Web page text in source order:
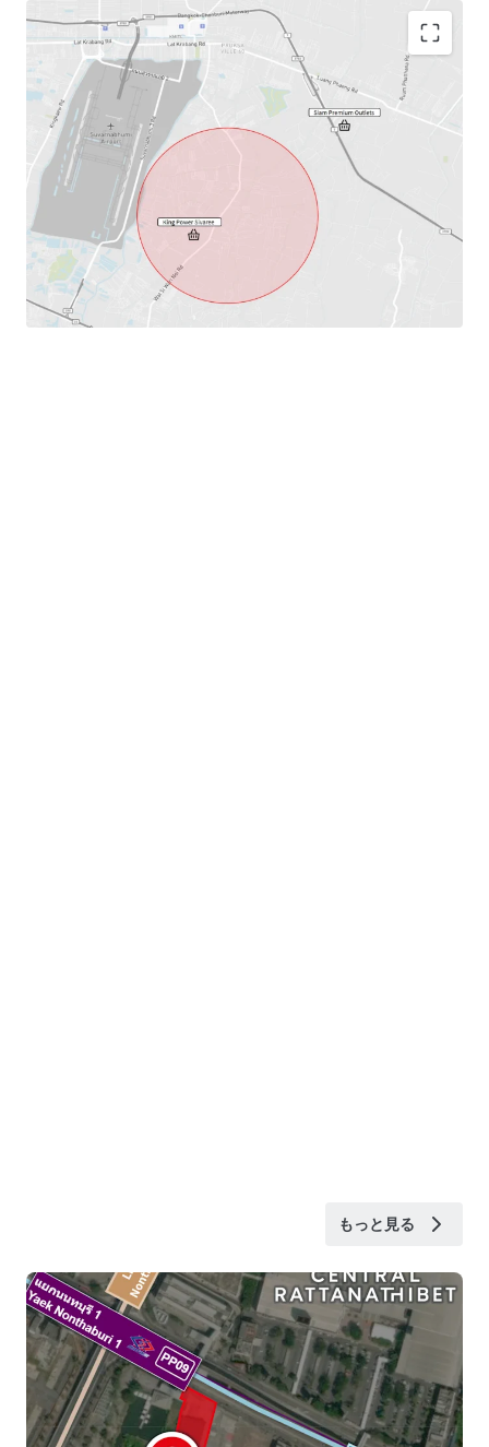
Land area: 33-2-2.8 Rai or 53,611.2
sq.m.
Frontage: 16 m
Land tenure: Freehold
Town plan: Low residential density area (Yellow zone -
もっと見る